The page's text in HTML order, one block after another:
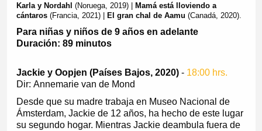
Karla y Nordahl (Noruega, 2019) |
Mamá está lloviendo a
cántaros(Francia, 2021) | El gran chal de Aamu (Canadá, 2020).
Para niñas y niños de 9 años en adelante
Duración: 89 minutos
Jackie y Oopjen (Países Bajos, 2020)- 18:00 hrs.
Dir: Annemarie van de Mond
Desde que su madre trabaja en Museo Nacional de
Ámsterdam, Jackie de 12 años, ha hecho de este lugar
su segundo hogar. Mientras Jackie deambula fuera de